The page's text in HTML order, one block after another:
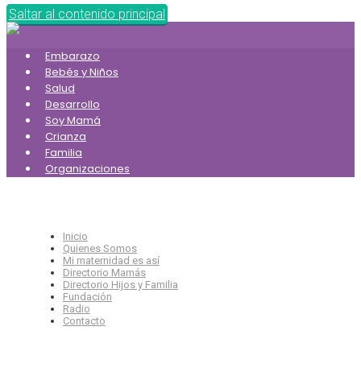
Saltar al contenido principal
Embarazo
Bebés y Niños
Salud
Desarrollo
Soy Mamá
Crianza
Familia
Organizaciones
Inicio
Quienes Somos
Mi maternidad es así
Directorio Mamás
Directorio Hijos y Familia
Fundación
Radio
Contacto